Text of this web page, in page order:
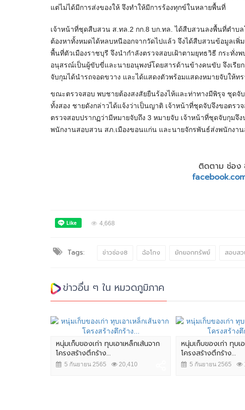
แต่ไม่ได้มีการส่งของให้ จึงทำให้มีการร้องทุกข์ในหลายพื้นที่
เจ้าหน้าที่ชุดสืบสวน ส.ทล.2 กก.8 บก.ทล. ได้สืบสวนลงพื้นที่ตำ
ต้องหาทั้งหมดได้หลบหนีออกจากวัดไปแล้ว จึงได้สืบสวนข้อมูลเพิ่
พื้นที่ตัวเมืองราชบุรี จึงนำกำลังตรวจสอบเฝ้าตามยุทธวิธี กระทั่ง
อนุสรณ์เป็นผู้ขับขี่และนายอนุพงษ์โดยสารด้านข้างคนขับ จึงเรี
จับกุมได้นำรถจอดขวาง และได้แสดงตัวพร้อมแสดงหมายจับให้ทร
ขณะตรวจสอบ พบชายต้องสงสัยยืนร้องไห้และท่าทางมีพิรุจ ชุดจั
ทั้งสอง ชายดังกล่าวได้แจ้งว่าเป็นญาติ เจ้าหน้าที่ชุดจับจึงขอตร
ตรวจสอบปรากฏว่ามีหมายจับถึง 3 หมายจับ เจ้าหน้าที่ชุดจับกุม
พนักงานสอบสวน สภ.เมืองขอนแก่น และนายจักรพันธ์ส่งพนักงา
ติดตาม ช่อง
4,668
Tags: ข่าวช่อง8 ฉ้อโกง ยักยอกทรัพย์ สอบส
ข่าวอื่น ๆ ใน หมวดภูมิภาค
หนุ่มเก็บของเก่า ทุบเอาเหล็กเส้นจาก
โครงสร้างตึกร้าง...
5 กันยายน 2565 20,410
หนุ่มเก็บของเก่า ทุบเ
โครงสร้างตึกร้าง...
5 กันยายน 2565